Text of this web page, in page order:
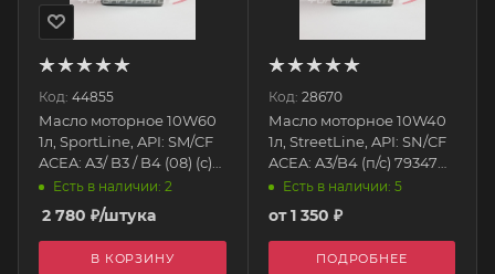
Код: 44855
Масло моторное 10W60
1л, SportLine, API: SM/CF
ACEA: A3/ B3 / B4 (08) (с)
14327 AIMOL
Есть в наличии: 2
2 780 ₽/штука
В КОРЗИНУ
Код: 28670
Масло моторное 10W40
1л, StreetLine, API: SN/CF
ACEA: A3/B4 (п/с) 79347
AIMOL
Есть в наличии: 5
от1 350 ₽
ПОДРОБНЕЕ